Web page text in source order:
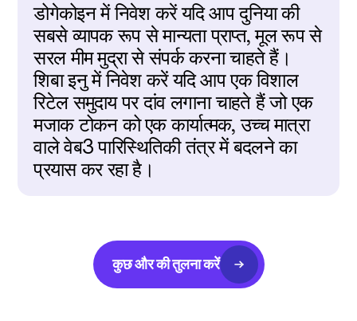
डोगेकोइन में निवेश करें यदि आप दुनिया की
सबसे व्यापक रूप से मान्यता प्राप्त, मूल रूप से
सरल मीम मुद्रा से संपर्क करना चाहते हैं।
शिबा इनु में निवेश करें यदि आप एक विशाल
रिटेल समुदाय पर दांव लगाना चाहते हैं जो एक
मजाक टोकन को एक कार्यात्मक, उच्च मात्रा
वाले वेब3 पारिस्थितिकी तंत्र में बदलने का
प्रयास कर रहा है।
कुछ और की तुलना करें